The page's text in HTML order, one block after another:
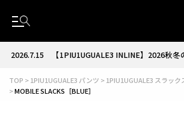
2026.7.15【1PIU1UGUALE3 INLINE】2026秋冬
TOP 1PIU1UGUALE3 パンツ
1PIU1UGUALE3 スラック
MOBILE SLACKS［BLUE］